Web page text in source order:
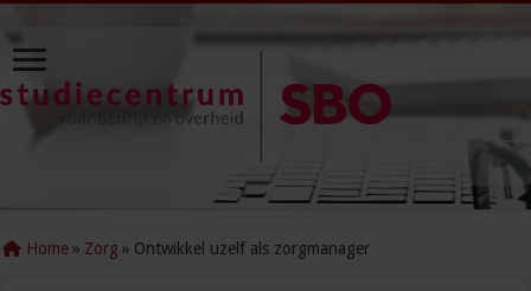
Home » Zorg » Ontwikkel uzelf als zorgmanager